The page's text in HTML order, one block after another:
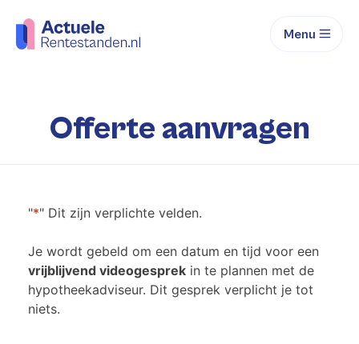
Menu
Offerte aanvragen